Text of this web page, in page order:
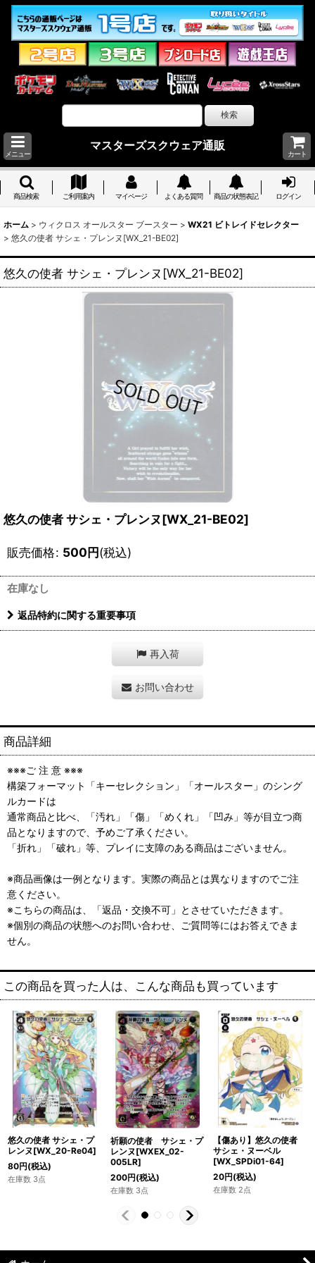
メニュー
マスターズスクウェア通販
カート
商品検索 ご利用案内 マイページ よくある質問 商品の状態表記 ログイン
ホーム > ウィクロス オールスター ブースター > WX21 ビトレイドセレクター
> 悠久の使者 サシェ・プレンヌ[WX_21-BE02]
悠久の使者 サシェ・プレンヌ[WX_21-BE02]
悠久の使者 サシェ・プレンヌ[WX_21-BE02]
販売価格: 500円(税込)
在庫なし
返品特約に関する重要事項
再入荷
お問い合わせ
商品詳細
※※※ご 注 意 ※※※
構築フォーマット「キーセレクション」「オールスター」のシング
ルカードは
通常商品と比べ、「汚れ」「傷」「めくれ」「凹み」等が目立つ商
品となりますので、予めご了承ください。
「折れ」「破れ」等、プレイに支障のある商品はございません。
※商品画像は一例となります。実際の商品とは異なりますのでご注
意ください。
※こちらの商品は、「返品・交換不可」とさせていただきます。
※個別の商品の状態へのお問い合わせ、ご質問等にはお答えできま
せん。
この商品を買った人は、こんな商品も買っています
悠久の使者 サシェ・プ
レンヌ[WX_20-Re04]
80円(税込)
在庫数 3点
祈願の使者 サシェ・プ
レンヌ[WXEX_02-
005LR]
200円(税込)
在庫数 3点
【傷あり】悠久の使者
サシェ・ヌーベル
[WX_SPDi01-64]
20円(税込)
在庫数 2点